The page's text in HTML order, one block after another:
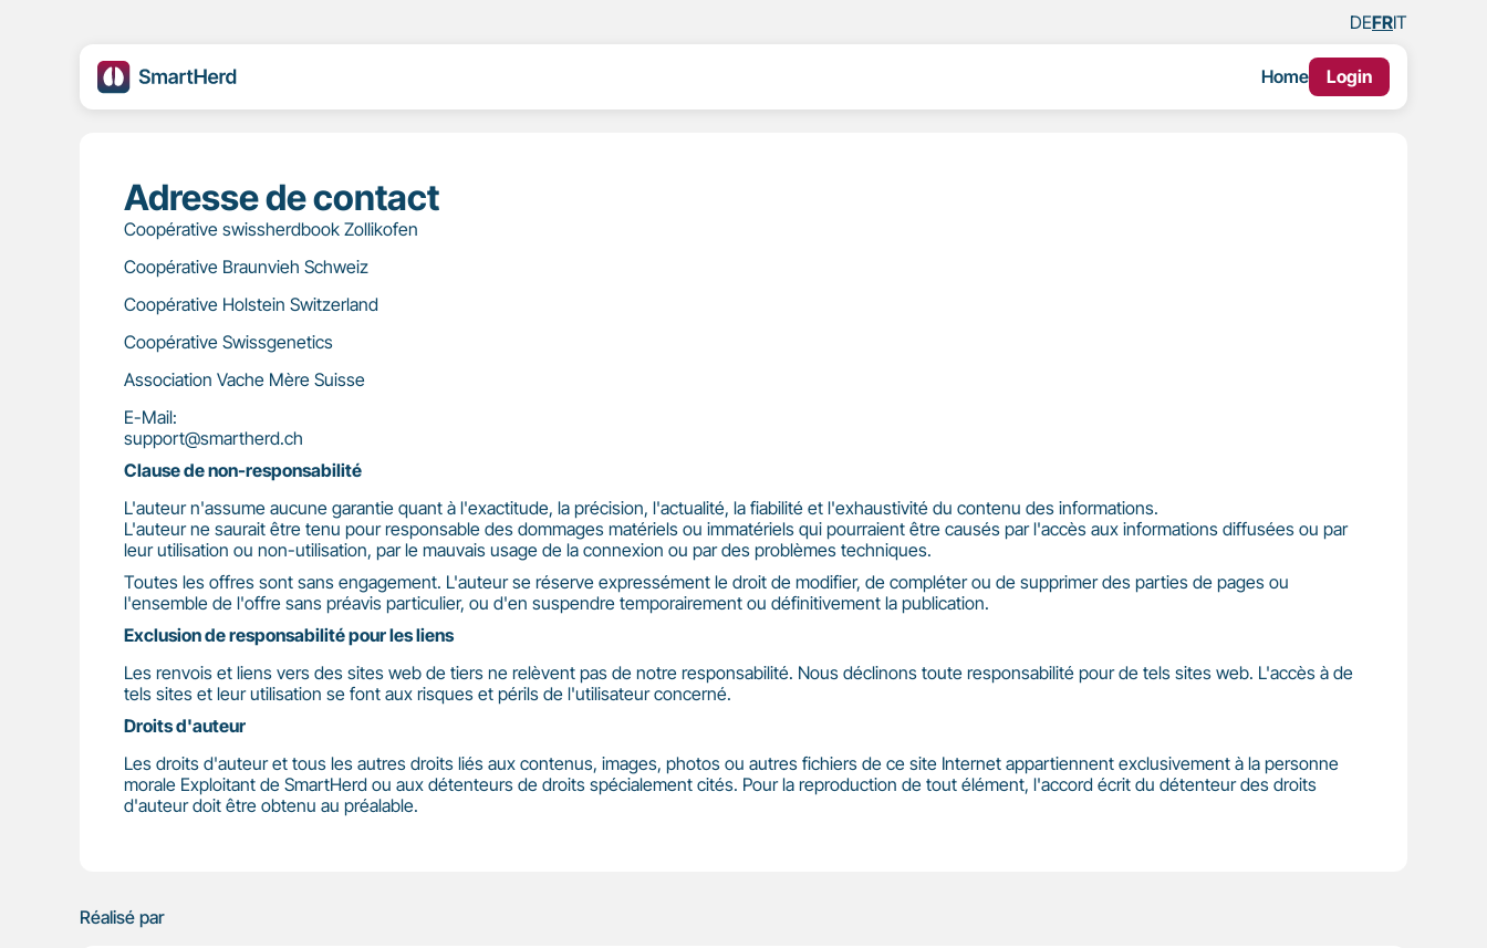
Home Login
DEFRIT
Adresse de contact
Coopérative swissherdbook Zollikofen
Coopérative Braunvieh Schweiz
Coopérative Holstein Switzerland
Coopérative Swissgenetics
Association Vache Mère Suisse
E-Mail:
support@smartherd.ch
Clause de non-responsabilité
L'auteur n'assume aucune garantie quant à l'exactitude, la précision, l'actualité, la fiabilité et l'exhaustivité du contenu des informations.
L'auteur ne saurait être tenu pour responsable des dommages matériels ou immatériels qui pourraient être causés par l'accès aux informations diffusées ou par
leur utilisation ou non-utilisation, par le mauvais usage de la connexion ou par des problèmes techniques.
Toutes les offres sont sans engagement. L'auteur se réserve expressément le droit de modifier, de compléter ou de supprimer des parties de pages ou
l'ensemble de l'offre sans préavis particulier, ou d'en suspendre temporairement ou définitivement la publication.
Exclusion de responsabilité pour les liens
Les renvois et liens vers des sites web de tiers ne relèvent pas de notre responsabilité. Nous déclinons toute responsabilité pour de tels sites web. L'accès à de
tels sites et leur utilisation se font aux risques et périls de l'utilisateur concerné.
Droits d'auteur
Les droits d'auteur et tous les autres droits liés aux contenus, images, photos ou autres fichiers de ce site Internet appartiennent exclusivement à la personne
morale Exploitant de SmartHerd ou aux détenteurs de droits spécialement cités. Pour la reproduction de tout élément, l'accord écrit du détenteur des droits
d'auteur doit être obtenu au préalable.
Réalisé par